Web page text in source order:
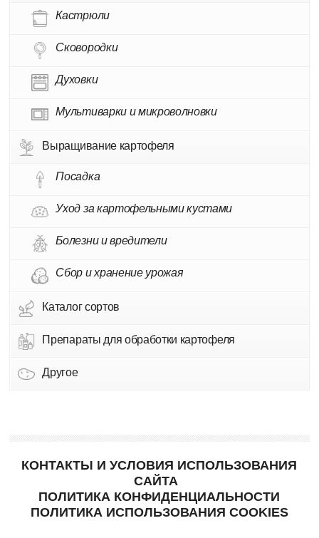
Кастрюли
Сковородки
Духовки
Мультиварки и микроволновки
Выращивание картофеля
Посадка
Уход за картофельными кустами
Болезни и вредители
Сбор и хранение урожая
Каталог сортов
Препараты для обработки картофеля
Другое
КОНТАКТЫ И УСЛОВИЯ ИСПОЛЬЗОВАНИЯ
САЙТА
ПОЛИТИКА КОНФИДЕНЦИАЛЬНОСТИ
ПОЛИТИКА ИСПОЛЬЗОВАНИЯ COOKIES